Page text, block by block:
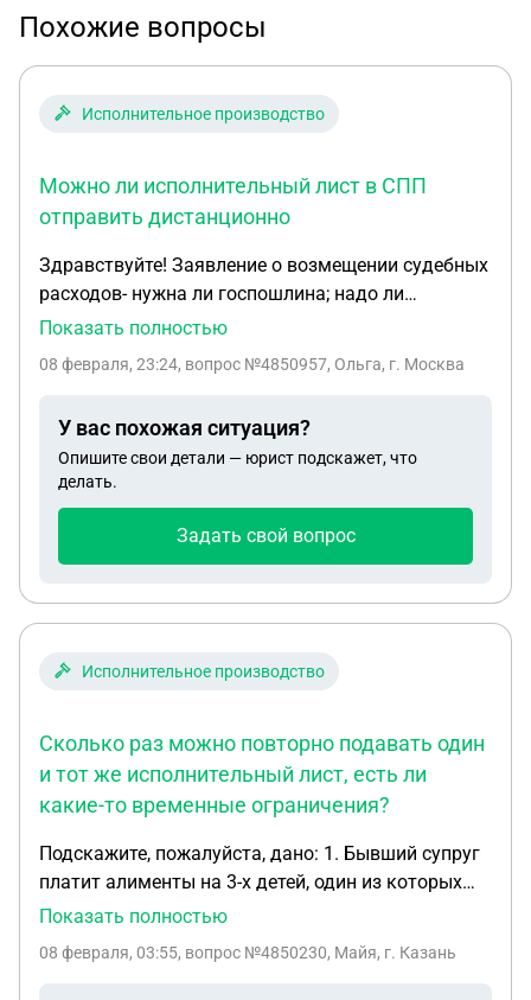
Похожие вопросы
Исполнительное производство
Можно ли исполнительный лист в СПП
отправить дистанционно
Здравствуйте! Заявление о возмещении судебных
расходов- нужна ли госпошлина; надо ли
оповещать ответчика; можно ли в заявлении
Можно ли исполнительный лист в СПП отправить
разных городах.
Показать полностью
08 февраля, 23:24, вопрос №4850957, Ольга, г. Москва
У вас похожая ситуация?
Опишите свои детали — юрист подскажет, что
делать.
Задать свой вопрос
Исполнительное производство
Сколько раз можно повторно подавать один
и тот же исполнительный лист, есть ли
какие-то временные ограничения?
Подскажите, пожалуйста, дано: 1. Бывший супруг
платит алименты на 3-х детей, один из которых
инвалид - 50% от зарплаты. 2. Он же по решению
пришлось оплачивать его половину ипотеки и
Показать полностью
08 февраля, 03:55, вопрос №4850230, Майя, г. Казань